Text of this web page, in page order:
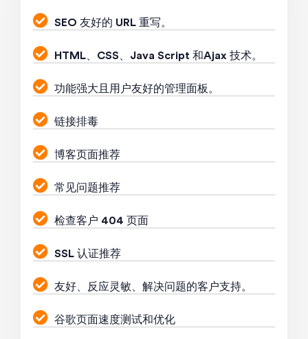
SEO 友好的 URL 重写。
HTML、CSS、Java Script 和Ajax 技术。
功能强大且用户友好的管理面板。
链接排毒
博客页面推荐
常见问题推荐
检查客户 404 页面
SSL 认证推荐
友好、反应灵敏、解决问题的客户支持。
谷歌页面速度测试和优化